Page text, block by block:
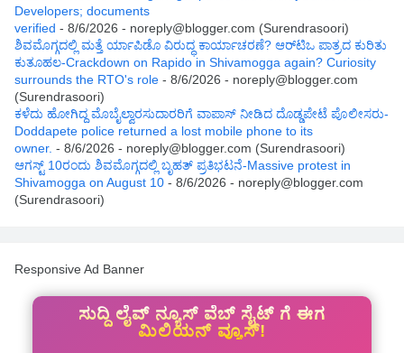
Developers; documents
verified - 8/6/2026 - noreply@blogger.com (Surendrasoori)
ಶಿವಮೊಗ್ಗದಲ್ಲಿ ಮತ್ತೆ ರ್ಯಾಪಿಡೊ ವಿರುದ್ಧ ಕಾರ್ಯಾಚರಣೆ? ಆರ್‌ಟಿಒ ಪಾತ್ರದ ಕುರಿತು
ಕುತೂಹಲ-Crackdown on Rapido in Shivamogga again? Curiosity
surrounds the RTO's role - 8/6/2026 - noreply@blogger.com
(Surendrasoori)
ಕಳೆದು ಹೋಗಿದ್ದ ಮೊಬೈಲ್ವಾರಸುದಾರರಿಗೆ ವಾಪಾಸ್ ನೀಡಿದ ದೊಡ್ಡಪೇಟೆ ಪೊಲೀಸರು-
Doddapete police returned a lost mobile phone to its
owner. - 8/6/2026 - noreply@blogger.com (Surendrasoori)
ಆಗಸ್ಟ್‌ 10ರಂದು ಶಿವಮೊಗ್ಗದಲ್ಲಿ ಬೃಹತ್ ಪ್ರತಿಭಟನೆ-Massive protest in
Shivamogga on August 10 - 8/6/2026 - noreply@blogger.com
(Surendrasoori)
Responsive Ad Banner
ಸುದ್ದಿ ಲೈವ್ ನ್ಯೂಸ್ ವೆಬ್ ಸೈಟ್ ಗೆ ಈಗ
ಮಿಲಿಯನ್ ವ್ಯೂಸ್!